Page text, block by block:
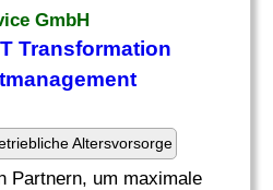
GmbH
Transformation
Altersvorsorge
Partnern, um maximale